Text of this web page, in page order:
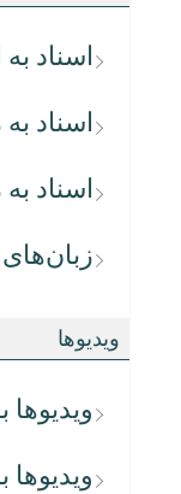
اسناد
اسناد
اسناد
زبان‌های
ویدیوها
ویدیوها
ویدیوها